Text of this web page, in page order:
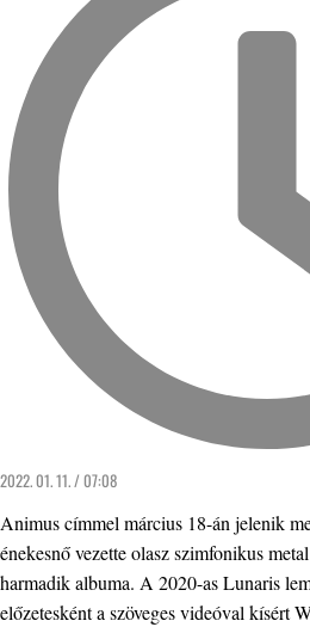
2022. 01. 11. / 07:08
Animus címmel március 18-án jelenik
énekesnő vezette olasz szimfonikus
harmadik albuma. A 2020-as Lunaris
előzetesként a szöveges videóval kísért